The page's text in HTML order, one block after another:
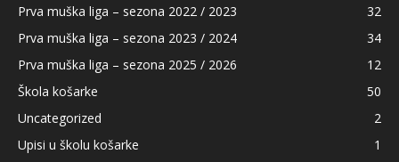
Prva muška liga – sezona 2022 / 2023
32
Prva muška liga – sezona 2023 / 2024
34
Prva muška liga – sezona 2025 / 2026
12
Škola košarke
50
Uncategorized
2
Upisi u školu košarke
1